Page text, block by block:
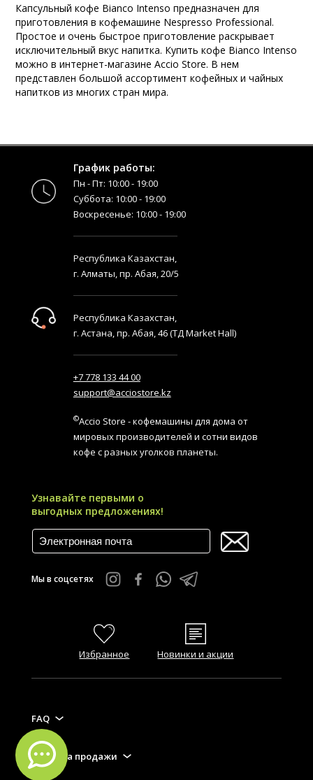
Капсульный кофе Bianco Intenso предназначен для
приготовления в кофемашине Nespresso Professional.
Простое и очень быстрое приготовление раскрывает
исключительный вкус напитка. Купить кофе Bianco Intenso
можно в интернет-магазине Accio Store. В нем
представлен большой ассортимент кофейных и чайных
напитков из многих стран мира.
График работы:
Пн - Пт: 10:00 - 19:00
Суббота: 10:00 - 19:00
Воскресенье: 10:00 - 19:00
Республика Казахстан,
г. Алматы, пр. Абая, 20/5
Республика Казахстан,
г. Астана, пр. Абая, 46 (ТД Market Hall)
+7 778 133 44 00
support@acciostore.kz
©Accio Store - кофемашины для дома от
мировых производителей и сотни видов
кофе с разных уголков планеты.
Узнавайте первыми о
выгодных предложениях!
Мы в соцсетях
Избранное Новинки и акции
FAQ
Правила продажи